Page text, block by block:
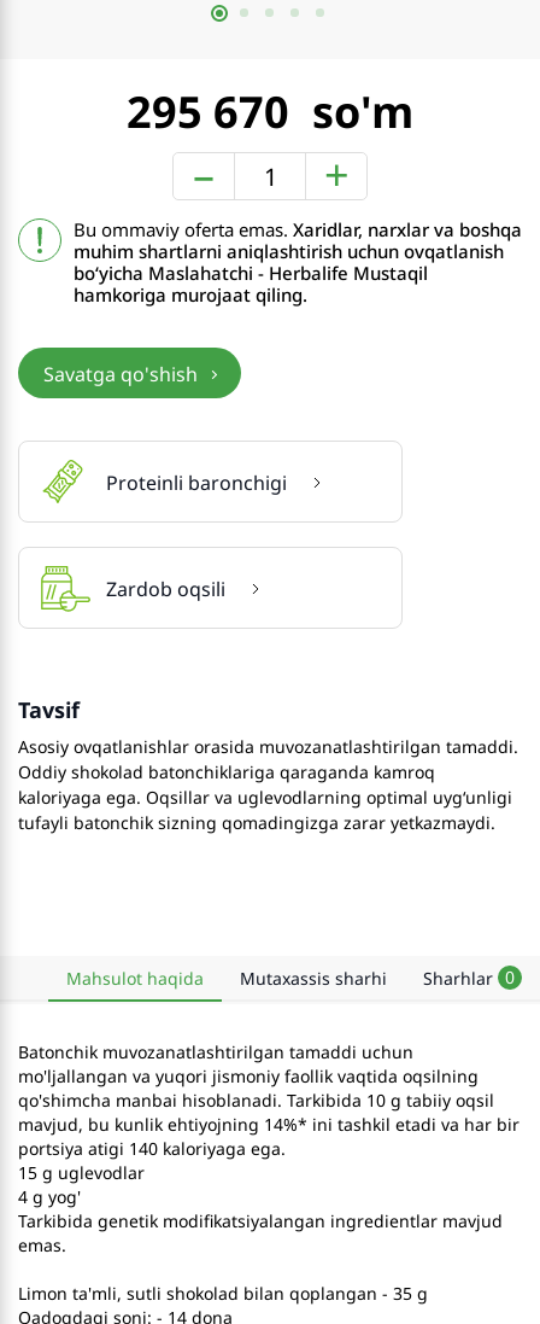
295 670
–
+
Bu ommaviy oferta emas. Xaridlar, narxlar va boshqa
muhim shartlarni aniqlashtirish uchun ovqatlanish
boʻyicha Maslahatchi - Herbalife Mustaqil
hamkoriga murojaat qiling.
Savatga qo'shish
Proteinli baronchigi
Zardob oqsili
Tavsif
Asosiy ovqatlanishlar orasida muvozanatlashtirilgan tamaddi.
Oddiy shokolad batonchiklariga qaraganda kamroq
kaloriyaga ega. Oqsillar va uglevodlarning optimal uygʻunligi
tufayli batonchik sizning qomadingizga zarar yetkazmaydi.
Mahsulot haqida Mutaxassis sharhi Sharhlar 0
Batonchik muvozanatlashtirilgan tamaddi uchun
mo'ljallangan va yuqori jismoniy faollik vaqtida oqsilning
qo'shimcha manbai hisoblanadi. Tarkibida 10 g tabiiy oqsil
mavjud, bu kunlik ehtiyojning 14%* ini tashkil etadi va har bir
portsiya atigi 140 kaloriyaga ega.
15 g uglevodlar
4 g yog'
Tarkibida genetik modifikatsiyalangan ingredientlar mavjud
emas.
Limon ta'mli, sutli shokolad bilan qoplangan - 35 g
Qadoqdagi soni: - 14 dona